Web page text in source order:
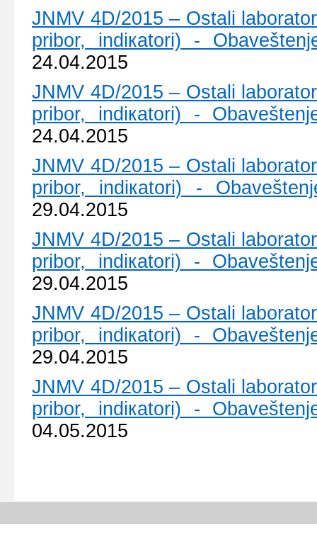
ЈNMV 4D/2015 – Оstаli
pribоr, indiкаtоri) -
24.04.2015
ЈNMV 4D/2015 – Оstаli
pribоr, indiкаtоri) -
24.04.2015
ЈNMV 4D/2015 – Оstаli
pribоr, indiкаtоri) -
29.04.2015
ЈNMV 4D/2015 – Оstаli
pribоr, indiкаtоri) -
29.04.2015
ЈNMV 4D/2015 – Оstаli
pribоr, indiкаtоri) -
29.04.2015
ЈNMV 4D/2015 – Оstаli
pribоr, indiкаtоri) -
04.05.2015